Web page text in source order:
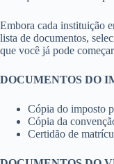
Embora cada instituição
lista de documentos,
que você já pode
DOCUMENTOS DO
Cópia do imposto
Cópia da
Certidão de